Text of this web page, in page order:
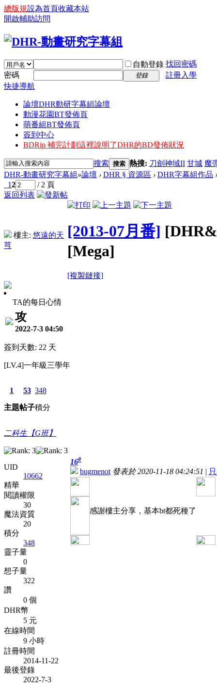
總版規設為首頁收藏本站
開啟輔助訪問
自動登錄 找回密碼
密碼
登錄
註冊入學
快捷導航
論壇DHR動研字幕組論壇
動漫花園BT發佈頁
萌番組BT發佈頁
簽到中心
BDRip 補完計劃這裡說明了DHR的BD發佈狀況
搜索 搜索 熱搜: 刀劍神域II 甘城 魔
DHR-動畫研究字幕組»論壇 › DHR § 資源區 › DHR字幕組作品 ›
12
/ 2 頁
返回列表
樓主: 悠遠的天
芎
[2013-07月番]
[Mega]
[複製鏈接]
TA的每日心情
攻
2022-7-3 04:50
簽到天數: 22 天
[LV.4]一年級三學年
1
主題
53
帖子
348
積分
二科生【G班】
UID
10662
精華
閱讀權限
30
魔法資質
20
積分
348
靈子量
0
想子量
322
讚
0 個
DHR幣
5 元
在線時間
9 小時
註冊時間
2014-11-22
最後登錄
2022-7-3
16#
bugmenot 發表於 2020-11-18 04:24:51 |
感謝樓主分享，基本bt都死種了